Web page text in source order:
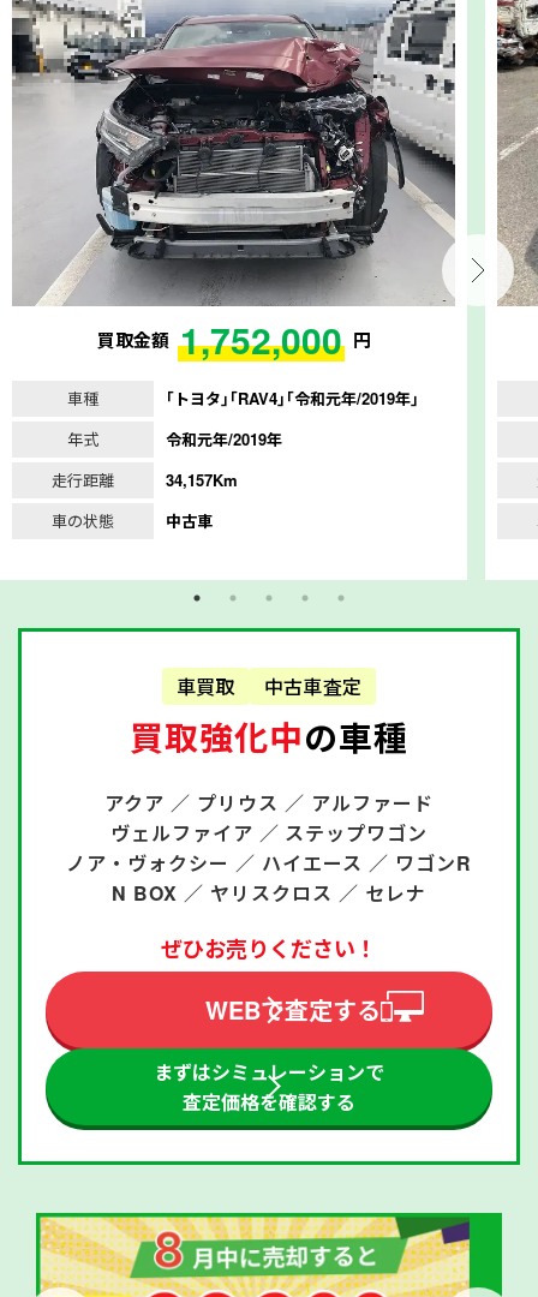
買取金額 1,752,000 円
車種
｢トヨタ｣｢RAV4｣｢令和元年/2019年｣
年式
令和元年/2019年
走行距離
34,157Km
車の状態
中古車
車買取 中古車査定
買取強化中の車種
アクア ／ プリウス ／ アルファード
ヴェルファイア ／ ステップワゴン
ノア・ヴォクシー ／ ハイエース ／ ワゴンR
N BOX ／ ヤリスクロス ／ セレナ
ぜひお売りください！
WEBで査定する
まずはシミュレーションで
査定価格を確認する